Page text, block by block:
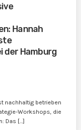
Hannah
der Hamburg
nachhaltig betrieben
Workshops, die
Das […]